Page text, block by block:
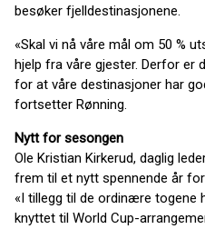
besøker fjelldestinasjonene.
«Skal vi nå våre mål om 50 %
hjelp fra våre gjester. Derfor er
for at våre destinasjoner har
fortsetter Rønning.
Nytt for sesongen
Ole Kristian Kirkerud, daglig
frem til et nytt spennende år
«I tillegg til de ordinære togene
knyttet til World Cup-